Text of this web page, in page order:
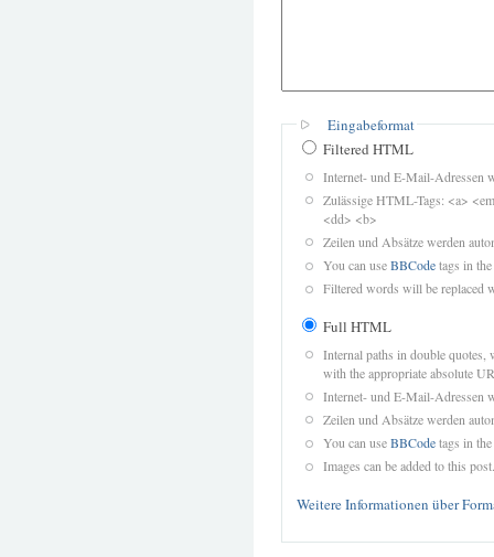
Eingabeformat
Filtered HTML
Internet- und E-Mail-Adressen
Zulässige HTML-Tags: <a>
<dd> <b>
Zeilen und Absätze werden
You can useBBCodetags in
Filtered words will be replaced
Full HTML
Internal paths in double quotes,
with the appropriate absolute
Internet- und E-Mail-Adressen
Zeilen und Absätze werden
You can useBBCodetags in
Images can be added to this post.
Weitere Informationen über